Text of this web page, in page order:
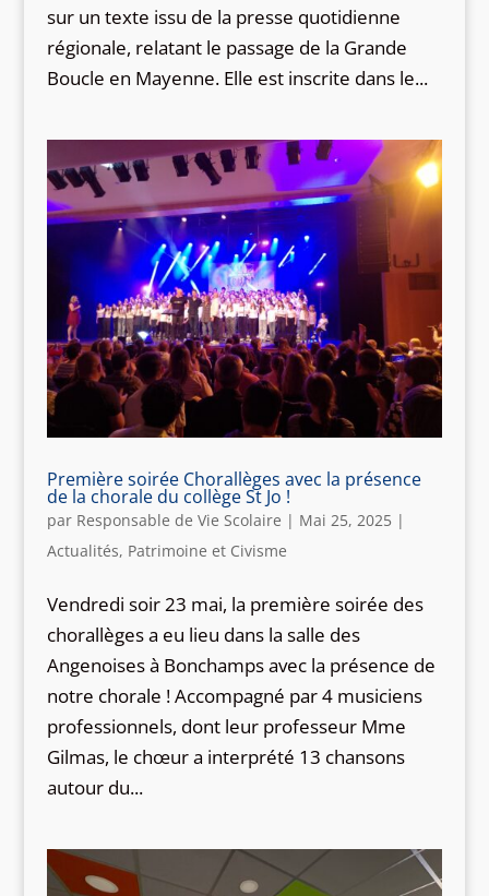
sur un texte issu de la presse quotidienne
régionale, relatant le passage de la Grande
Boucle en Mayenne. Elle est inscrite dans le...
Première soirée Chorallèges avec la présence
de la chorale du collège St Jo !
par Responsable de Vie Scolaire | Mai 25, 2025 |
Actualités, Patrimoine et Civisme
Vendredi soir 23 mai, la première soirée des
chorallèges a eu lieu dans la salle des
Angenoises à Bonchamps avec la présence de
notre chorale ! Accompagné par 4 musiciens
professionnels, dont leur professeur Mme
Gilmas, le chœur a interprété 13 chansons
autour du...